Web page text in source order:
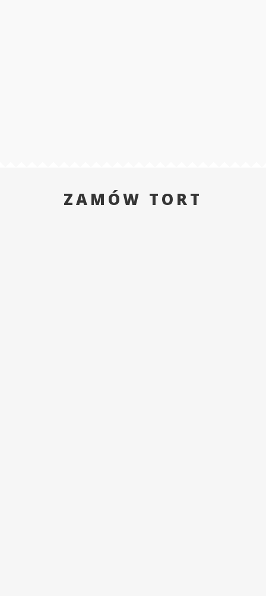
ZAMÓW TORT